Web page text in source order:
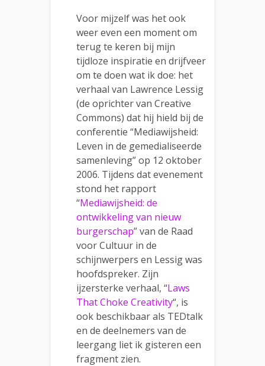
Voor mijzelf was het ook
weer even een moment om
terug te keren bij mijn
tijdloze inspiratie en drijfveer
om te doen wat ik doe: het
verhaal van Lawrence Lessig
(de oprichter van Creative
Commons) dat hij hield bij de
conferentie “Mediawijsheid:
Leven in de gemedialiseerde
samenleving” op 12 oktober
2006. Tijdens dat evenement
stond het rapport
“Mediawijsheid: de
ontwikkeling van nieuw
burgerschap” van de Raad
voor Cultuur in de
schijnwerpers en Lessig was
hoofdspreker. Zijn
ijzersterke verhaal, “Laws
That Choke Creativity“, is
ook beschikbaar als TEDtalk
en de deelnemers van de
leergang liet ik gisteren een
fragment zien.